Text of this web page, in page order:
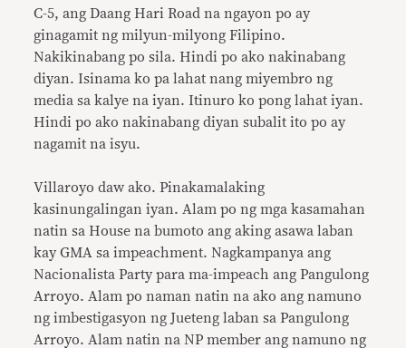
C-5, ang Daang Hari Road na ngayon po ay
ginagamit ng milyun-milyong Filipino.
Nakikinabang po sila. Hindi po ako nakinabang
diyan. Isinama ko pa lahat nang miyembro ng
media sa kalye na iyan. Itinuro ko pong lahat iyan.
Hindi po ako nakinabang diyan subalit ito po ay
nagamit na isyu.
Villaroyo daw ako. Pinakamalaking
kasinungalingan iyan. Alam po ng mga kasamahan
natin sa House na bumoto ang aking asawa laban
kay GMA sa impeachment. Nagkampanya ang
Nacionalista Party para ma-impeach ang Pangulong
Arroyo. Alam po naman natin na ako ang namuno
ng imbestigasyon ng Jueteng laban sa Pangulong
Arroyo. Alam natin na NP member ang namuno ng